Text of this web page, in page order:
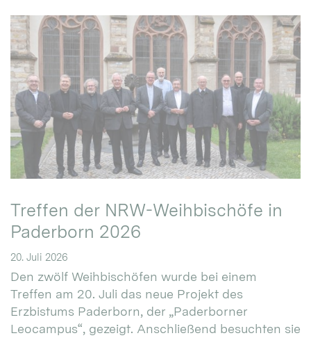
Treffen der NRW-Weihbischöfe in
Paderborn 2026
20. Juli 2026
Den zwölf Weihbischöfen wurde bei einem
Treffen am 20. Juli das neue Projekt des
Erzbistums Paderborn, der „Paderborner
Leocampus“, gezeigt. Anschließend besuchten sie